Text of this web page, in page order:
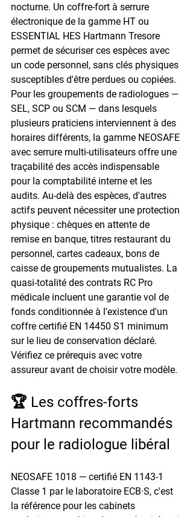
nocturne. Un coffre-fort à serrure
électronique de la gamme HT ou
ESSENTIAL HES Hartmann Tresore
permet de sécuriser ces espèces avec
un code personnel, sans clés physiques
susceptibles d'être perdues ou copiées.
Pour les groupements de radiologues —
SEL, SCP ou SCM — dans lesquels
plusieurs praticiens interviennent à des
horaires différents, la gamme NEOSAFE
avec serrure multi-utilisateurs offre une
traçabilité des accès indispensable
pour la comptabilité interne et les
audits. Au-delà des espèces, d'autres
actifs peuvent nécessiter une protection
physique : chèques en attente de
remise en banque, titres restaurant du
personnel, cartes cadeaux, bons de
caisse de groupements mutualistes. La
quasi-totalité des contrats RC Pro
médicale incluent une garantie vol de
fonds conditionnée à l'existence d'un
coffre certifié EN 14450 S1 minimum
sur le lieu de conservation déclaré.
Vérifiez ce prérequis avec votre
assureur avant de choisir votre modèle.
🏆 Les coffres-forts
Hartmann recommandés
pour le radiologue libéral
NEOSAFE 1018 — certifié EN 1143-1
Classe 1 par le laboratoire ECB·S, c'est
la référence pour les cabinets